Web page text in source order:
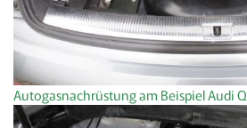
Autogasnachrüstung am Beispiel Audi